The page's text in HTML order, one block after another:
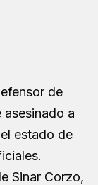
de
asesinado a
estado de
Sinar Corzo,